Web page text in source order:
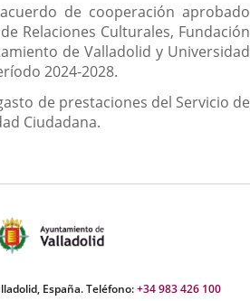
de cooperación aprobado
Relaciones Culturales, Fundación
de Valladolid y Universidad
2024-2028.
de prestaciones del Servicio de
Ciudadana.
España. Teléfono:+34 983 426 100